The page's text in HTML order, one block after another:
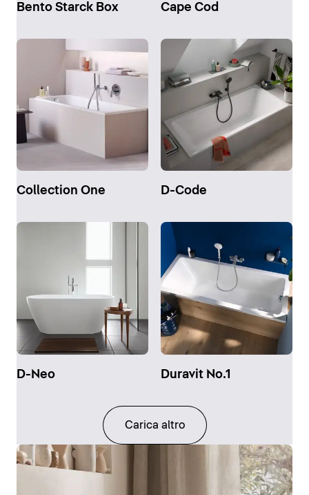
Bento Starck Box Cape Cod
Collection One D-Code
D-Neo Duravit No.1
Carica altro